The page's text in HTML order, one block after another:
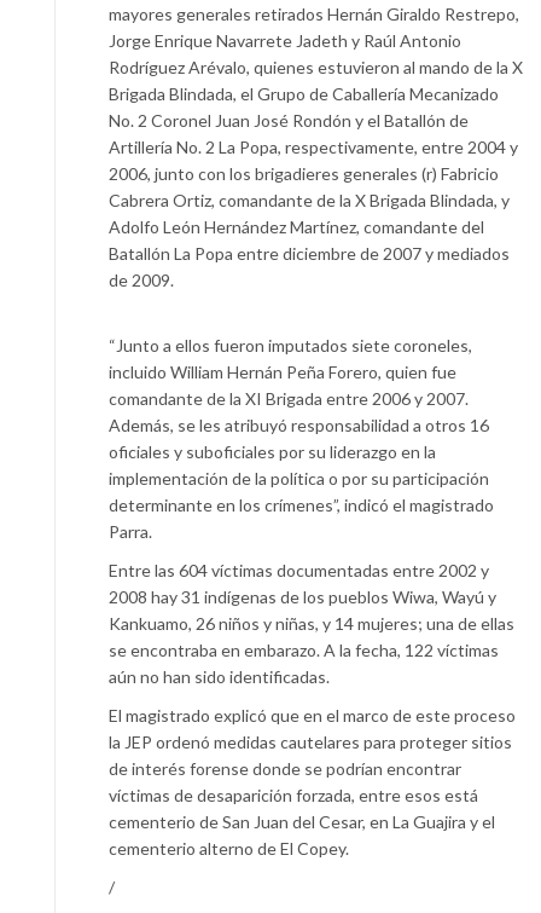
mayores generales retirados Hernán Giraldo Restrepo,
Jorge Enrique Navarrete Jadeth y Raúl Antonio
Rodríguez Arévalo, quienes estuvieron al mando de la X
Brigada Blindada, el Grupo de Caballería Mecanizado
No. 2 Coronel Juan José Rondón y el Batallón de
Artillería No. 2 La Popa, respectivamente, entre 2004 y
2006, junto con los brigadieres generales (r) Fabricio
Cabrera Ortiz, comandante de la X Brigada Blindada, y
Adolfo León Hernández Martínez, comandante del
Batallón La Popa entre diciembre de 2007 y mediados
de 2009.
“Junto a ellos fueron imputados siete coroneles,
incluido William Hernán Peña Forero, quien fue
comandante de la XI Brigada entre 2006 y 2007.
Además, se les atribuyó responsabilidad a otros 16
oficiales y suboficiales por su liderazgo en la
implementación de la política o por su participación
determinante en los crímenes”, indicó el magistrado
Parra.
Entre las 604 víctimas documentadas entre 2002 y
2008 hay 31 indígenas de los pueblos Wiwa, Wayú y
Kankuamo, 26 niños y niñas, y 14 mujeres; una de ellas
se encontraba en embarazo. A la fecha, 122 víctimas
aún no han sido identificadas.
El magistrado explicó que en el marco de este proceso
la JEP ordenó medidas cautelares para proteger sitios
de interés forense donde se podrían encontrar
víctimas de desaparición forzada, entre esos está
cementerio de San Juan del Cesar, en La Guajira y el
cementerio alterno de El Copey.
/